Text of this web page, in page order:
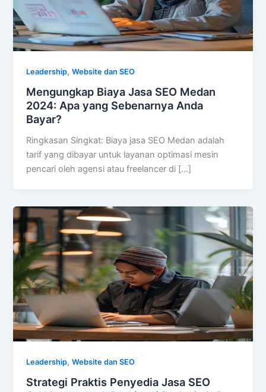
Leadership,Website dan SEO
Mengungkap Biaya Jasa SEO Medan
2024: Apa yang Sebenarnya Anda
Bayar?
Ringkasan Singkat: Biaya jasa SEO Medan adalah
tarif yang dibayar untuk layanan optimasi mesin
pencari oleh agensi atau freelancer di […]
Leadership,Website dan SEO
Strategi Praktis Penyedia Jasa SEO